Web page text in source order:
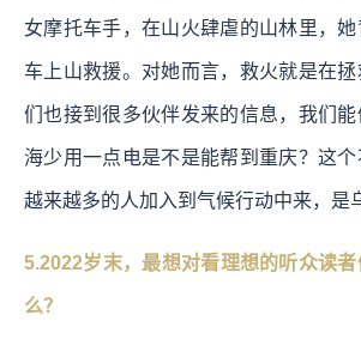
女摩托车手，在山火肆虐的山林里，
车上山救援。对她而言，救火就是在
们也接到很多伙伴发来的信息，我们
海少用一点电是不是能帮到重庆？这个
越来越多的人加入到气候行动中来，是
5.2022岁末，最想对看理想的听众读
么？